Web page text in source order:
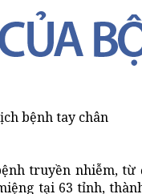
bệnh tay chân
truyền nhiễm,
tại 63 tỉnh,